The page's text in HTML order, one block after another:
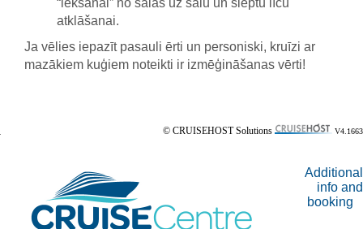
“lēkšanai” no salas uz salu un slēptu līču
atklāšanai.
Ja vēlies iepazīt pasauli ērti un personiski, kruīzi ar
mazākiem kuģiem noteikti ir izmēģināšanas vērti!
© CRUISEHOST Solutions V4.1663
Additional
info and
booking